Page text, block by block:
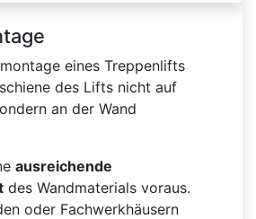
eines Treppenlifts
des Lifts nicht auf
an der Wand
ausreichende
des Wandmaterials voraus.
oder Fachwerkhäusern